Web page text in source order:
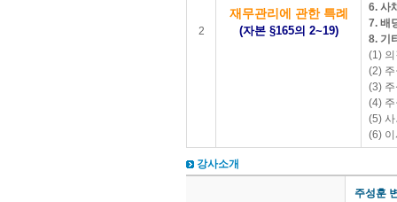
2
재무관리에 관한 특례
(자본 §165의 2~19)
6. 사
7. 배
8. 기
(1)
(2)
(3)
(4)
(5)
(6)
강사소개
주성훈